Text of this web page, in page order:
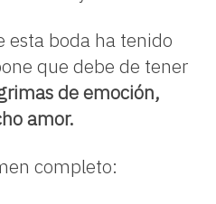
esta boda ha tenido
que debe de tener
de emoción,
amor.
completo: